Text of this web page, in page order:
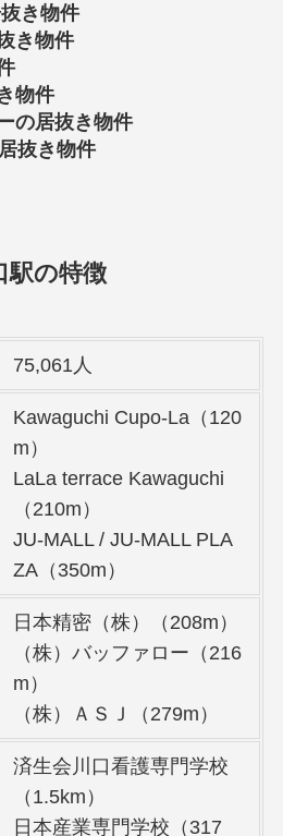
き物件
き物件
物件
の居抜き物件
抜き物件
駅の特徴
75,061人
Kawaguchi Cupo‑La（120
m）
LaLa terrace Kawaguchi
（210m）
JU‑MALL / JU‑MALL PLA
ZA（350m）
日本精密（株）（208m）
（株）バッファロー（216
m）
（株）ＡＳＪ（279m）
済生会川口看護専門学校
（1.5km）
日本産業専門学校（317